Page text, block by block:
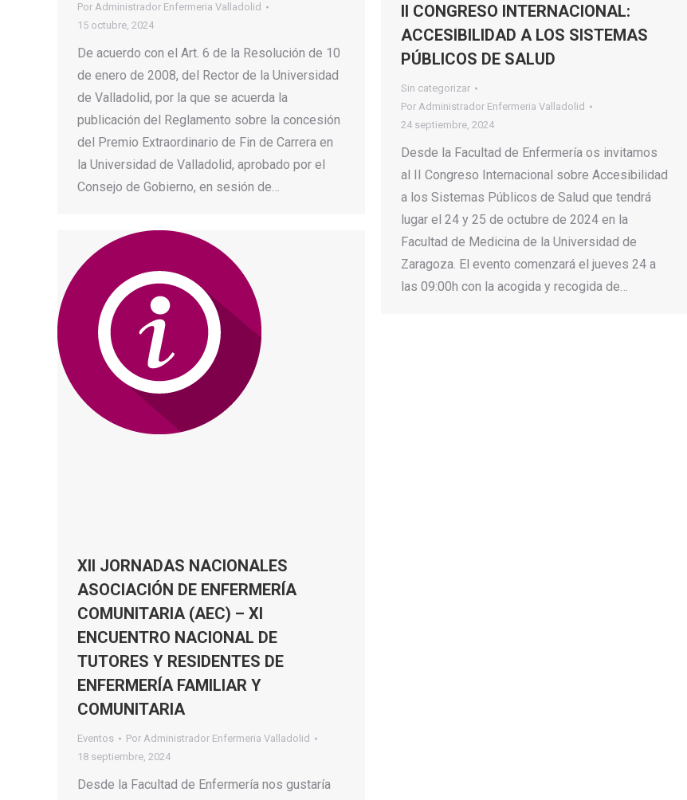
Por Administrador Enfermeria Valladolid
15 octubre, 2024
De acuerdo con el Art. 6 de la Resolución de 10
de enero de 2008, del Rector de la Universidad
de Valladolid, por la que se acuerda la
publicación del Reglamento sobre la concesión
del Premio Extraordinario de Fin de Carrera en
la Universidad de Valladolid, aprobado por el
Consejo de Gobierno, en sesión de…
II CONGRESO INTERNACIONAL:
ACCESIBILIDAD A LOS SISTEMAS
PÚBLICOS DE SALUD
Sin categorizar
Por Administrador Enfermeria Valladolid
24 septiembre, 2024
Desde la Facultad de Enfermería os invitamos
al II Congreso Internacional sobre Accesibilidad
a los Sistemas Públicos de Salud que tendrá
lugar el 24 y 25 de octubre de 2024 en la
Facultad de Medicina de la Universidad de
Zaragoza. El evento comenzará el jueves 24 a
las 09:00h con la acogida y recogida de…
XII JORNADAS NACIONALES
ASOCIACIÓN DE ENFERMERÍA
COMUNITARIA (AEC) – XI
ENCUENTRO NACIONAL DE
TUTORES Y RESIDENTES DE
ENFERMERÍA FAMILIAR Y
COMUNITARIA
Eventos Por Administrador Enfermeria Valladolid
18 septiembre, 2024
Desde la Facultad de Enfermería nos gustaría